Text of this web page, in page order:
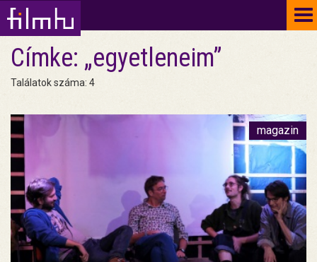
Címke: „egyetleneim”
Találatok száma: 4
magazin